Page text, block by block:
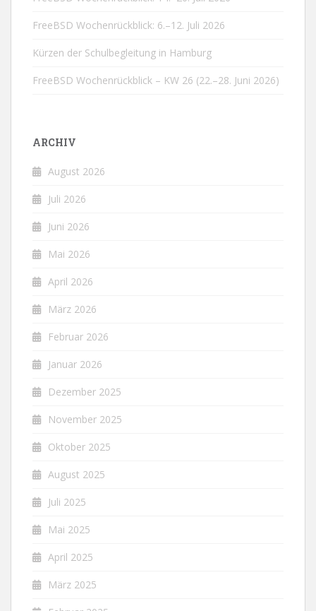
FreeBSD Wochenrückblick: 6.–12. Juli 2026
Kürzen der Schulbegleitung in Hamburg
FreeBSD Wochenrückblick – KW 26 (22.–28. Juni 2026)
ARCHIV
August 2026
Juli 2026
Juni 2026
Mai 2026
April 2026
März 2026
Februar 2026
Januar 2026
Dezember 2025
November 2025
Oktober 2025
August 2025
Juli 2025
Mai 2025
April 2025
März 2025